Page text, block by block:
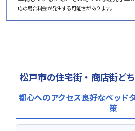
応の場合料金が発生する可能性があります。
松戸市の住宅街・商店街ど
都心へのアクセス良好なベッド
策